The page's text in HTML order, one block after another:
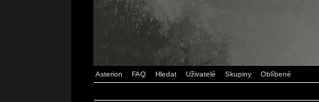
Asterion FAQ Hledat Uživatelé Skupiny Oblíbené